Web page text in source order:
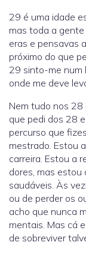
29 é uma idade
mas toda a
eras e pensavas
próximo do que
29 sinto-me num
onde me deve
Nem tudo nos 28
que pedi dos 28
percurso que
mestrado. Estou
carreira. Estou a
dores, mas
saudáveis. Às
ou de perder os
acho que nunca
mentais. Mas cá
de sobreviver